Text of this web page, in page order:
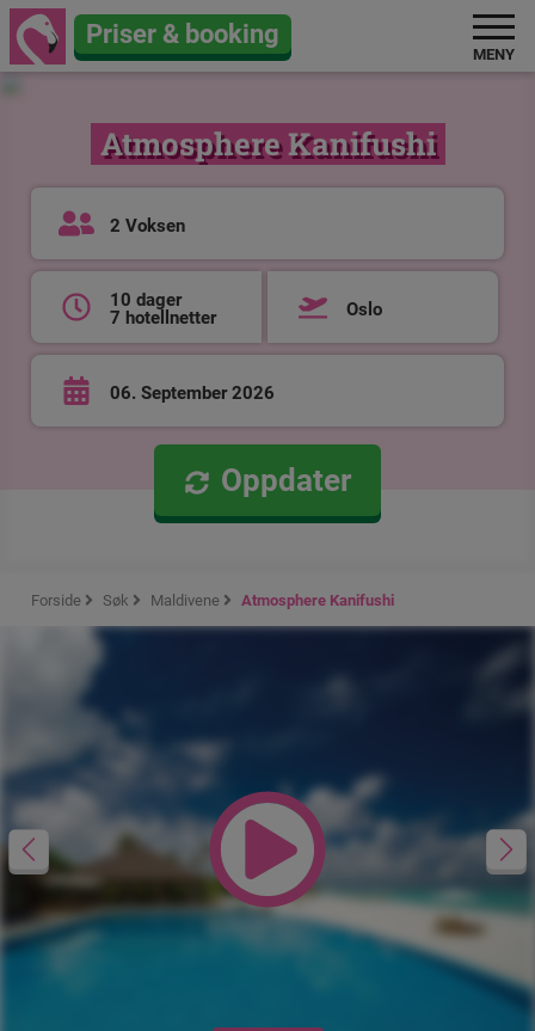
Priser & booking
MENY
Atmosphere Kanifushi
2 Voksen
10 dager
7 hotellnetter
Oslo
06. September 2026
Oppdater
Forside Søk Maldivene Atmosphere Kanifushi